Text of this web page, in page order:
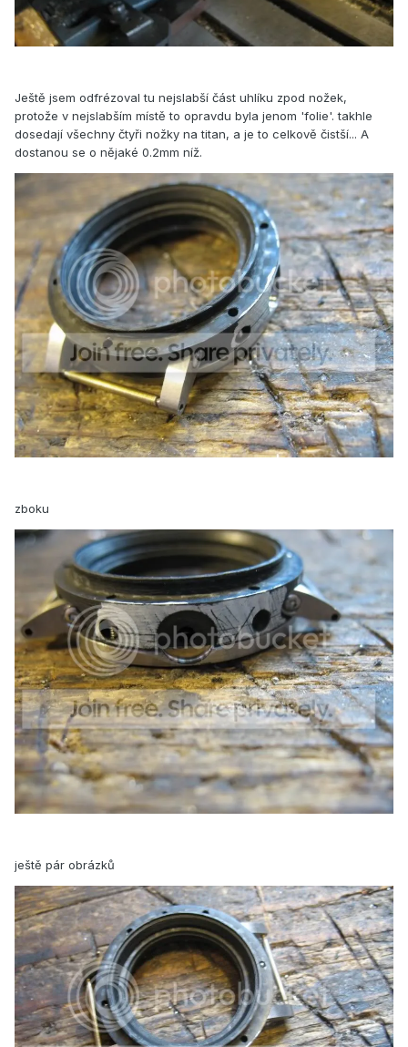
Ještě jsem odfrézoval tu nejslabší část uhlíku zpod nožek,
protože v nejslabším místě to opravdu byla jenom 'folie'. takhle
dosedají všechny čtyři nožky na titan, a je to celkově čistší... A
dostanou se o nějaké 0.2mm níž.
zboku
ještě pár obrázků